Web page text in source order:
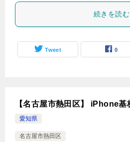
続きを読む
Tweet 0
【名古屋市熱田区】 iPhone
愛知県
名古屋市熱田区